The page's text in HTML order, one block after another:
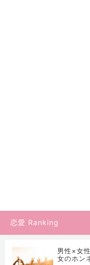
恋愛 Ranking
男性×女
女のホン